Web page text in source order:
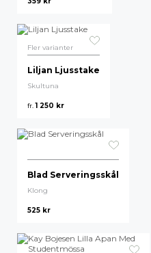
Högsta pris
Hein
Ferm
Klippan
DBKD
Fler varianter
Liljan Ljusstake
Skultuna
fr.1 250 kr
Blad Serveringsskål
Klong
525 kr